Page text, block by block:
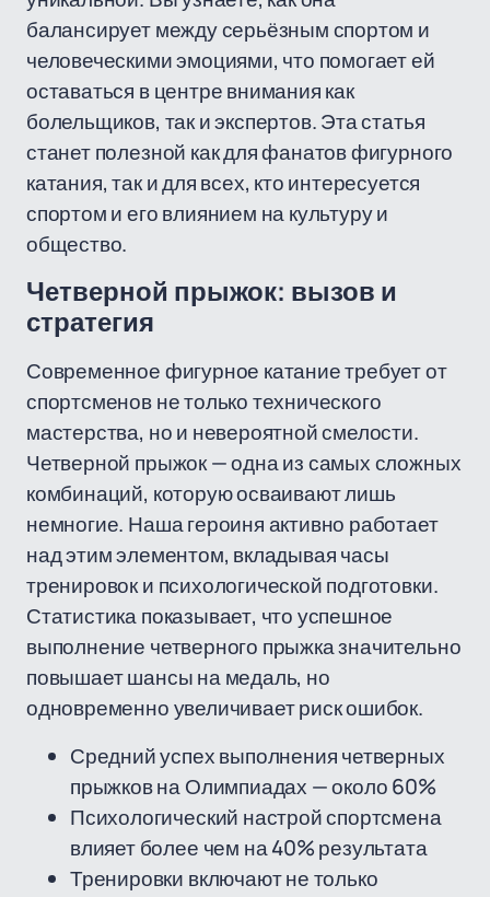
балансирует между серьёзным спортом и
человеческими эмоциями, что помогает ей
оставаться в центре внимания как
болельщиков, так и экспертов. Эта статья
станет полезной как для фанатов фигурного
катания, так и для всех, кто интересуется
спортом и его влиянием на культуру и
общество.
Четверной прыжок: вызов и
стратегия
Современное фигурное катание требует от
спортсменов не только технического
мастерства, но и невероятной смелости.
Четверной прыжок — одна из самых сложных
комбинаций, которую осваивают лишь
немногие. Наша героиня активно работает
над этим элементом, вкладывая часы
тренировок и психологической подготовки.
Статистика показывает, что успешное
выполнение четверного прыжка значительно
повышает шансы на медаль, но
одновременно увеличивает риск ошибок.
Средний успех выполнения четверных
прыжков на Олимпиадах — около 60%
Психологический настрой спортсмена
влияет более чем на 40% результата
Тренировки включают не только